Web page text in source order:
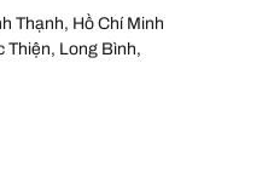
Thạnh, Hồ Chí Minh
Thiện, Long Bình,